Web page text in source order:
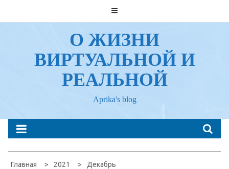
к
О ЖИЗНИ
ВИРТУАЛЬНОЙ И
РЕАЛЬНОЙ
Aprika's blog
Главная 2021
Декабрь